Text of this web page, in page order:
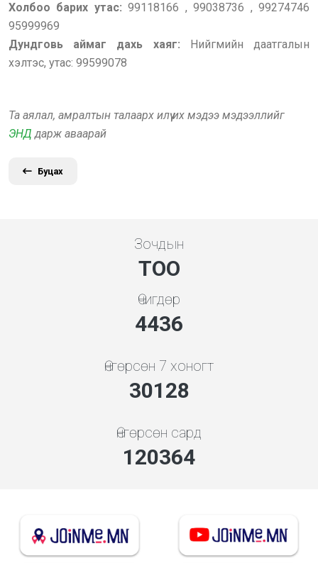
Холбоо барих утас:99118166 , 99038736 , 99274746
95999969
Дундговь аймаг дахь хаяг: Нийгмийн даатгалын
хэлтэс, утас: 99599078
Та аялал, амралтын талаарх илүү их мэдээ мэдээллийг
ЭНД дарж аваарай
Буцах
Зочдын
ТОО
Өчигдөр
5119
Өнгөрсөн 7 хоногт
34763
Өнгөрсөн сард
138881